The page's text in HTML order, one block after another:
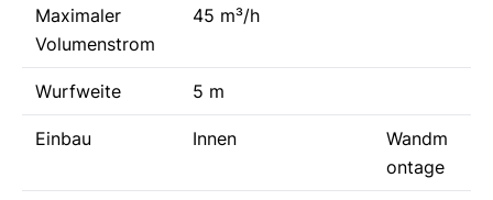
Maximaler
Volumenstrom
45 m³/h
Wurfweite 5 m
Einbau Innen
Wandm
ontage